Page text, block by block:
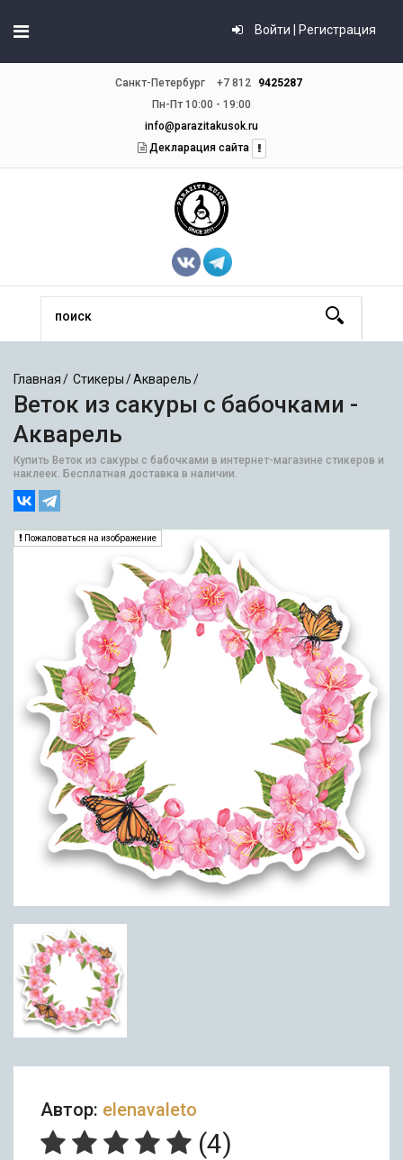
Войти | Регистрация
Санкт-Петербург +7 812
9425287
Пн-Пт 10:00 - 19:00
info@parazitakusok.ru
Декларация сайта
Главная Стикеры Акварель
Веток из сакуры с бабочками -
Акварель
Купить Веток из сакуры с бабочками в интернет-магазине стикеров и
наклеек. Бесплатная доставка в наличии.
Пожаловаться на изображение
Автор: elenavaleto
(4)